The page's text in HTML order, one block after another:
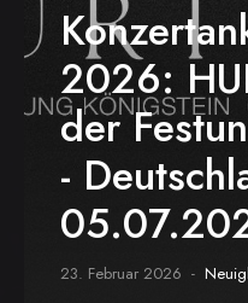
2026:
der
-
23. Februar 2026